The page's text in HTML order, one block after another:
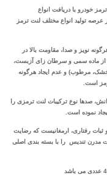
خودرو با دریافت انواع
عرصه تولید انواع مختلف لنت ترمز
نویز و صدا، مقاومت بالا در
از ماده سمی و سرطان زای آزبست،
مرطوب) و عدم ایجاد هرگونه
است.
صدها نوع ترکیبات لنت ترمزی را
نموده است.
ثبات رفتاری، ارمغانیست که رضایت
تندیس را با بسته بندی اصلی